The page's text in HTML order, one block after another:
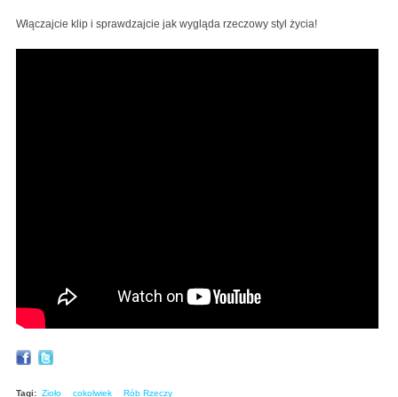
Włączajcie klip i sprawdzajcie jak wygląda rzeczowy styl życia!
Tagi: Zioło cokolwiek Rób Rzeczy